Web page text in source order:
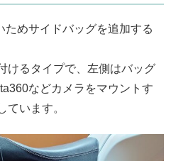
めサイドバッグを追加する
けるタイプで、左側はバッグ
などカメラをマウントす
ています。